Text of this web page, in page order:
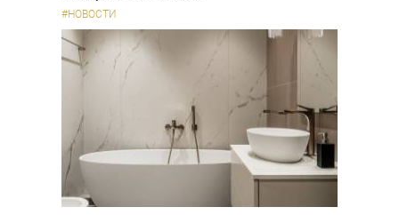
#НОВОСТИ